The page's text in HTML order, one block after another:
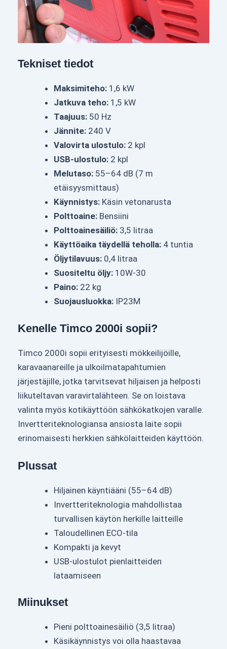
Tekniset tiedot
Maksimiteho: 1,6 kW
Jatkuva teho: 1,5 kW
Taajuus: 50 Hz
Jännite: 240 V
Valovirta ulostulo: 2 kpl
USB-ulostulo: 2 kpl
Melutaso: 55–64 dB (7 m
etäisyysmittaus)
Käynnistys: Käsin vetonarusta
Polttoaine: Bensiini
Polttoainesäiliö: 3,5 litraa
Käyttöaika täydellä teholla: 4 tuntia
Öljytilavuus: 0,4 litraa
Suositeltu öljy: 10W-30
Paino: 22 kg
Suojausluokka: IP23M
Kenelle Timco 2000i sopii?
Timco 2000i sopii erityisesti mökkeilijöille,
karavaanareille ja ulkoilmatapahtumien
järjestäjille, jotka tarvitsevat hiljaisen ja helposti
liikuteltavan varavirtalähteen. Se on loistava
valinta myös kotikäyttöön sähkökatkojen varalle.
Invertteriteknologiansa ansiosta laite sopii
erinomaisesti herkkien sähkölaitteiden käyttöön.
Plussat
Hiljainen käyntiääni (55–64 dB)
Invertteriteknologia mahdollistaa
turvallisen käytön herkille laitteille
Taloudellinen ECO-tila
Kompakti ja kevyt
USB-ulostulot pienlaitteiden
lataamiseen
Miinukset
Pieni polttoainesäiliö (3,5 litraa)
Käsikäynnistys voi olla haastavaa